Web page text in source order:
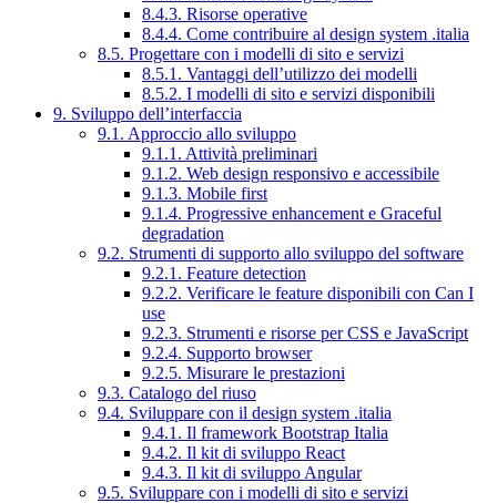
8.4.3. Risorse operative
8.4.4. Come contribuire al design system .italia
8.5. Progettare con i modelli di sito e servizi
8.5.1. Vantaggi dell’utilizzo dei modelli
8.5.2. I modelli di sito e servizi disponibili
9. Sviluppo dell’interfaccia
9.1. Approccio allo sviluppo
9.1.1. Attività preliminari
9.1.2. Web design responsivo e accessibile
9.1.3. Mobile first
9.1.4. Progressive enhancement e Graceful
degradation
9.2. Strumenti di supporto allo sviluppo del software
9.2.1. Feature detection
9.2.2. Verificare le feature disponibili con Can I
use
9.2.3. Strumenti e risorse per CSS e JavaScript
9.2.4. Supporto browser
9.2.5. Misurare le prestazioni
9.3. Catalogo del riuso
9.4. Sviluppare con il design system .italia
9.4.1. Il framework Bootstrap Italia
9.4.2. Il kit di sviluppo React
9.4.3. Il kit di sviluppo Angular
9.5. Sviluppare con i modelli di sito e servizi